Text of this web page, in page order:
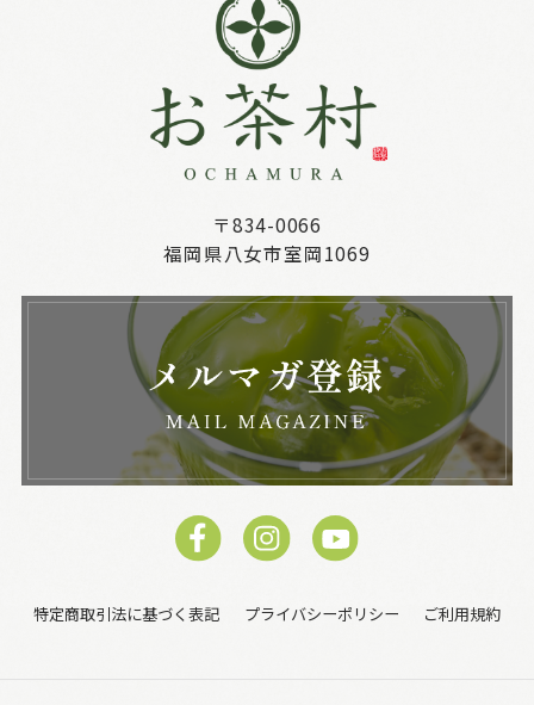
〒834-0066
福岡県八女市室岡1069
特定商取引法に基づく表記 プライバシーポリシー ご利用規約